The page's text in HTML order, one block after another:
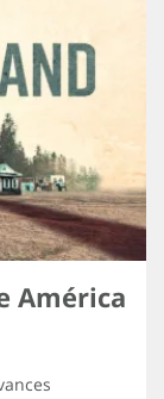
América